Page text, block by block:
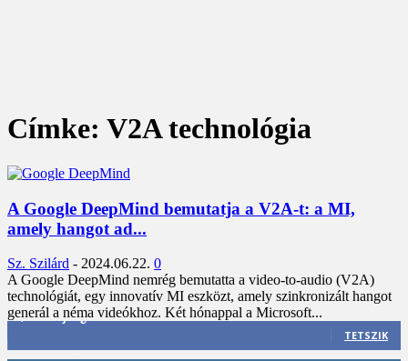
Címke: V2A technológia
A Google DeepMind bemutatja a V2A-t: a MI,
amely hangot ad...
Sz. Szilárd - 2024.06.22. 0
A Google DeepMind nemrég bemutatta a video-to-audio (V2A)
technológiát, egy innovatív MI eszközt, amely szinkronizált hangot
generál a néma videókhoz. Két hónappal a Microsoft...
3,452 Rajongók
TETSZIK